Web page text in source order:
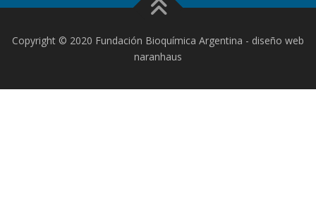
Copyright © 2020 Fundación Bioquímica Argentina - diseño web
naranhaus